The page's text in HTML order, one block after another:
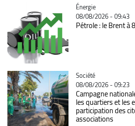
Catégorie
Énergie
08/08/2026 - 09:43
Pétrole : le Brent à
Catégorie
Société
08/08/2026 - 09:23
Campagne
les quartiers et les
participation des
associations